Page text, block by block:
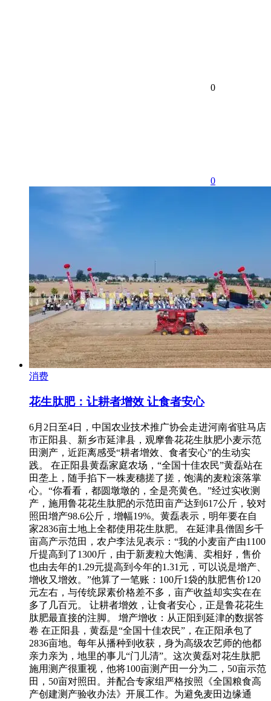
0
0
消费
花生肽肥：让耕者增效 让食者安心
6月2日至4日，中国农业技术推广协会走进河南省驻马店
市正阳县、新乡市延津县，观摩鲁花花生肽肥小麦示范
田测产，近距离感受“耕者增效、食者安心”的生动实
践。 在正阳县黄磊家庭农场，“全国十佳农民”黄磊站在
田垄上，随手掐下一株麦穗搓了搓，饱满的麦粒滚落掌
心。“你看看，都圆墩墩的，全是亮黄色。”经过实收测
产，施用鲁花花生肽肥的示范田亩产达到617公斤，较对
照田增产98.6公斤，增幅19%。黄磊表示，明年要在自
家2836亩土地上全都使用花生肽肥。 在延津县僧固乡千
亩高产示范田，农户李法见表示：“我的小麦亩产由1100
斤提高到了1300斤，由于新麦粒大饱满、卖相好，售价
也由去年的1.29元提高到今年的1.31元，可以说是增产、
增收又增效。”他算了一笔账：100斤1袋的肽肥售价120
元左右，与传统尿素价格差不多，亩产收益却实实在在
多了几百元。 让耕者增效，让食者安心，正是鲁花花生
肽肥最直接的注脚。 增产增收：从正阳到延津的数据答
卷 在正阳县，黄磊是“全国十佳农民”，在正阳承包了
2836亩地。每年从播种到收获，身为高级农艺师的他都
亲力亲为，地里的事儿“门儿清”。这次黄磊对花生肽肥
施用测产很重视，他将100亩测产田一分为二，50亩示范
田，50亩对照田。并配合专家组严格按照《全国粮食高
产创建测产验收办法》开展工作。为避免麦田边缘通